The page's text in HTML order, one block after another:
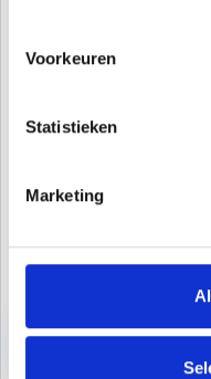
Voorkeuren
Statistieken
Marketing
Ja, MADA Tech mag